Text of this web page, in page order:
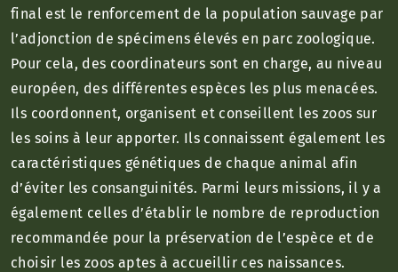
final est le renforcement de la population sauvage par
l’adjonction de spécimens élevés en parc zoologique.
Pour cela, des coordinateurs sont en charge, au niveau
européen, des différentes espèces les plus menacées.
Ils coordonnent, organisent et conseillent les zoos sur
les soins à leur apporter. Ils connaissent également les
caractéristiques génétiques de chaque animal afin
d’éviter les consanguinités. Parmi leurs missions, il y a
également celles d’établir le nombre de reproduction
recommandée pour la préservation de l’espèce et de
choisir les zoos aptes à accueillir ces naissances.